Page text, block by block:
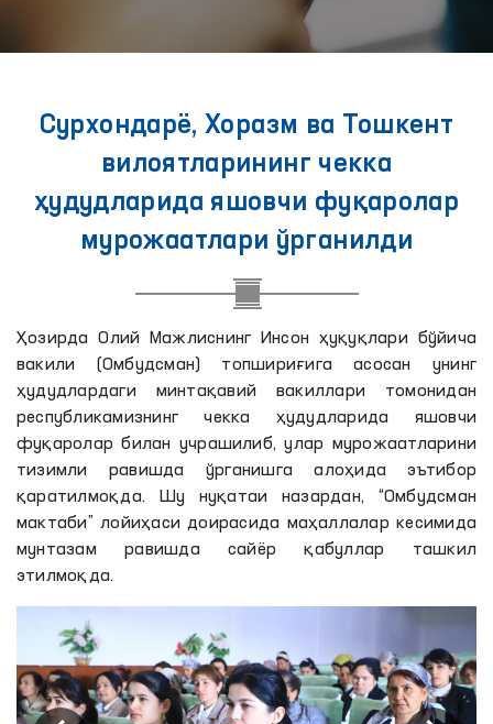
Сурхондарё, Хоразм ва Тошкент
вилоятларининг чекка
ҳудудларида яшовчи фуқаролар
мурожаатлари ўрганилди
Ҳозирда Олий Мажлиснинг Инсон ҳуқуқлари бўйича
вакили (Омбудсман) топшириғига асосан унинг
ҳудудлардаги минтақавий вакиллари томонидан
республикамизнинг чекка ҳудудларида яшовчи
фуқаролар билан учрашилиб, улар мурожаатларини
тизимли равишда ўрганишга алоҳида эътибор
қаратилмоқда. Шу нуқатаи назардан, “Омбудсман
мактаби” лойиҳаси доирасида маҳаллалар кесимида
мунтазам равишда сайёр қабуллар ташкил
этилмоқда.